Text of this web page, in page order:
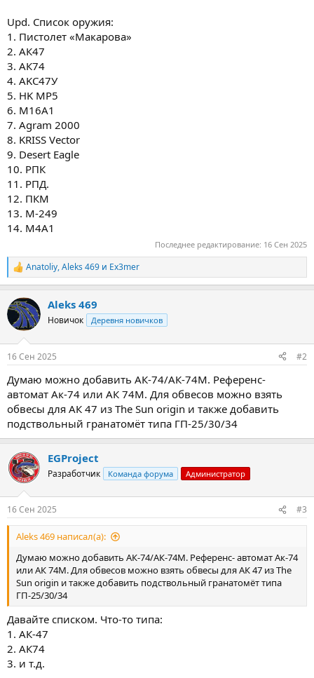
Upd. Список оружия:
1. Пистолет «Макарова»
2. АК47
3. АК74
4. AKC47У
5. HK MP5
6. M16A1
7. Agram 2000
8. KRISS Vector
9. Desert Eagle
10. РПК
11. РПД.
12. ПКМ
13. М-249
14. M4A1
Последнее редактирование: 16 Сен 2025
Р
е
к
ц
и
Anatoliy,Aleks 469 и Ex3mer
Aleks 469
Новичок Деревня новичков
16 Сен 2025 #2
Думаю можно добавить АК-74/АК-74М. Референс-
автомат Ак-74 или АК 74М. Для обвесов можно взять
обвесы для АК 47 из The Sun origin и также добавить
подствольный гранатомёт типа ГП-25/30/34
EGProject
Разработчик Команда форума Администратор
16 Сен 2025 #3
Aleks 469 написал(а):
Думаю можно добавить АК-74/АК-74М. Референс- автомат Ак-74
или АК 74М. Для обвесов можно взять обвесы для АК 47 из The
Sun origin и также добавить подствольный гранатомёт типа
ГП-25/30/34
Давайте списком. Что-то типа:
1. АК-47
2. АК74
3. и т.д.